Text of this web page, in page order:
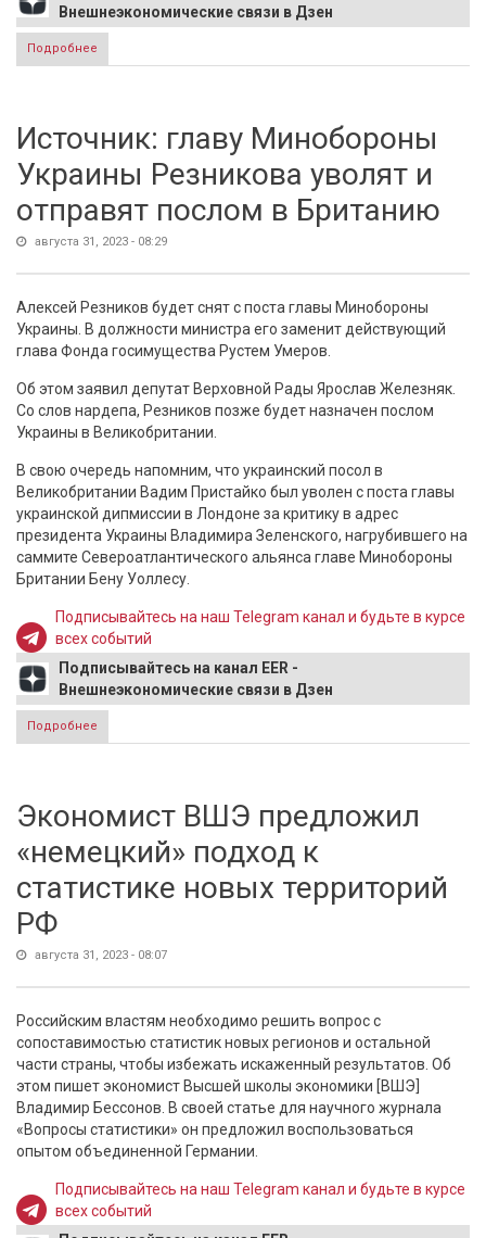
Внешнеэкономические связи в Дзен
Подробнее
продлении малийского санкционного режима
Источник: главу Минобороны
Украины Резникова уволят и
отправят послом в Британию
августа 31, 2023 - 08:29
Алексей Резников будет снят с поста главы Минобороны
Украины. В должности министра его заменит действующий
глава Фонда госимущества Рустем Умеров.
Об этом заявил депутат Верховной Рады Ярослав Железняк.
Со слов нардепа, Резников позже будет назначен послом
Украины в Великобритании.
В свою очередь напомним, что украинский посол в
Великобритании Вадим Пристайко был уволен с поста главы
украинской дипмиссии в Лондоне за критику в адрес
президента Украины Владимира Зеленского, нагрубившего на
саммите Североатлантического альянса главе Минобороны
Британии Бену Уоллесу.
Подписывайтесь на наш Telegram канал и будьте в курсе
всех событий
Подписывайтесь на канал EER -
Внешнеэкономические связи в Дзен
Подробнее
и отправят послом в Британию
Экономист ВШЭ предложил
«немецкий» подход к
статистике новых территорий
РФ
августа 31, 2023 - 08:07
Российским властям необходимо решить вопрос с
сопоставимостью статистик новых регионов и остальной
части страны, чтобы избежать искаженный результатов. Об
этом пишет экономист Высшей школы экономики [ВШЭ]
Владимир Бессонов. В своей статье для научного журнала
«Вопросы статистики» он предложил воспользоваться
опытом объединенной Германии.
Подписывайтесь на наш Telegram канал и будьте в курсе
всех событий